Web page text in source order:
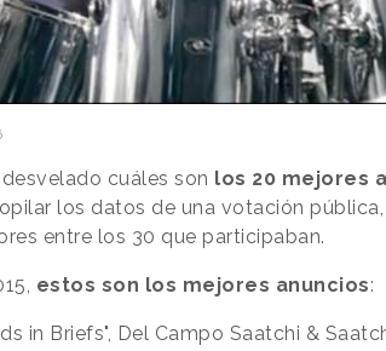
cuáles son los 20 mejores
los datos de una votación
entre los 30 que participaban.
estos son los mejores anuncios:
in Briefs", Del Campo Saatchi &